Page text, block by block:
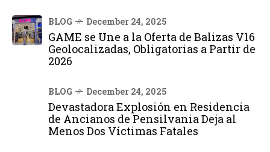
BLOG December 24, 2025
GAME se Une a la Oferta de Balizas V16
Geolocalizadas, Obligatorias a Partir de
2026
BLOG December 24, 2025
Devastadora Explosión en Residencia
de Ancianos de Pensilvania Deja al
Menos Dos Víctimas Fatales